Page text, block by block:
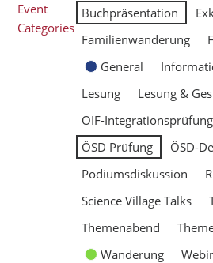
Event
Categories
Buchpräsentation
Familienwanderung
General
Lesung
Lesung &
ÖIF-Integrationsprüfung
ÖSD Prüfung
ÖSD-
Podiumsdiskussion
Science Village Talks
Themenabend
Wanderung